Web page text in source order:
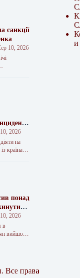
санкції
10, 2026
від
2026
на
країнами
понад
2026
в
вийшов
и
Все права